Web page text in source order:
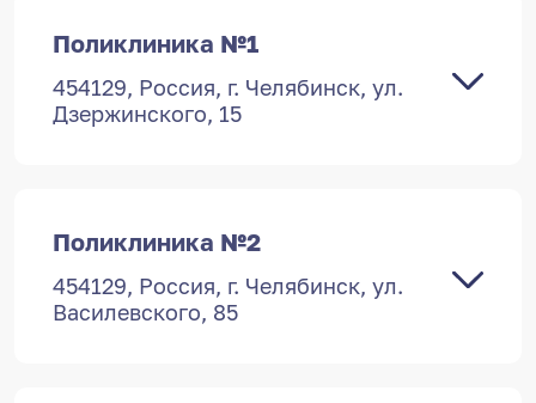
Поликлиника №1
454129, Россия, г. Челябинск, ул.
Дзержинского, 15
Поликлиника №2
454129, Россия, г. Челябинск, ул.
Василевского, 85